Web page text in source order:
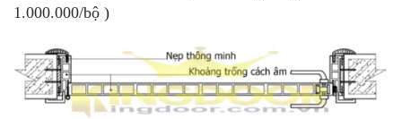
1.000.000/bộ )